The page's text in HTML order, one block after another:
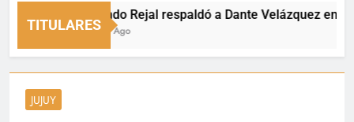
TITULARES
Fernando Rejal respaldó a Dante Velázquez en el
18 Horas Ago
JUJUY